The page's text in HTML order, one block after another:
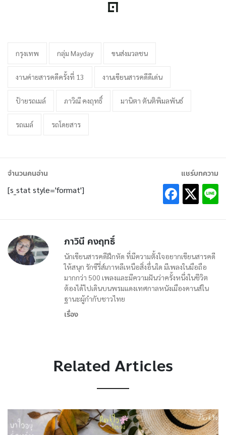
กรุงเทพ กลุ่ม Mayday ขนส่งมวลชน
งานค่ายสารคดีครั้งที่ 13 งานเขียนสารคดีดีเด่น
ป้ายรถเมล์ ภาวิณี คงฤทธิ์ มานิตา ตันติพิมลพันธ์
รถเมล์ รถโดยสาร
จำนวนคนอ่าน
[s_stat style='format']
แชร์บทความ
ภาวินี คงฤทธิ์
นักเขียนสารคดีฝึกหัด ที่มีความตั้งใจอยากเขียนสารคดี
ให้สนุก รักซีรี่ส์เกาหลีเหนือสิ่งอื่นใด มีเพลงในมือถือ
มากกว่า 500 เพลงและมีความฝันว่าครั้งหนึ่งในชีวิต
ต้องได้ไปเดินบนพรมแดงเทศกาลหนังเมืองคานส์ใน
ฐานะผู้กำกับชาวไทย
เรื่อง
Related Articles